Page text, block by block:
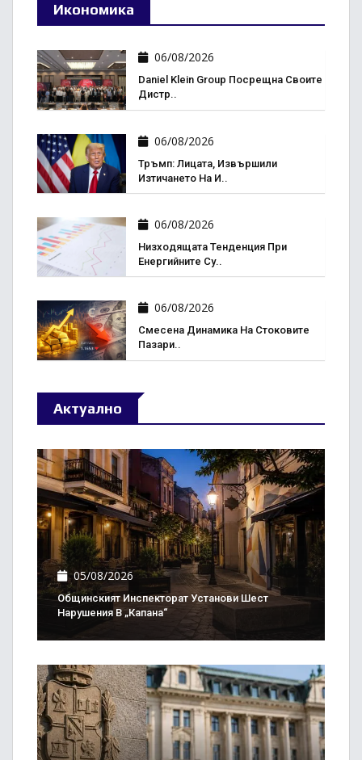
Икономика
06/08/2026
Daniel Klein Group Посрещна Своите
Дистр..
06/08/2026
Тръмп: Лицата, Извършили
Изтичането На И..
06/08/2026
Низходящата Тенденция При
Енергийните Су..
06/08/2026
Смесена Динамика На Стоковите
Пазари..
Актуално
05/08/2026
Общинският Инспекторат Установи Шест
Нарушения В „Капана“